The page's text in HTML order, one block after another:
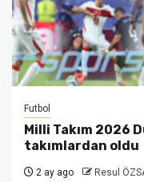
Futbol
Milli Takım 2026
takımlardan oldu
2 ay ago Resul